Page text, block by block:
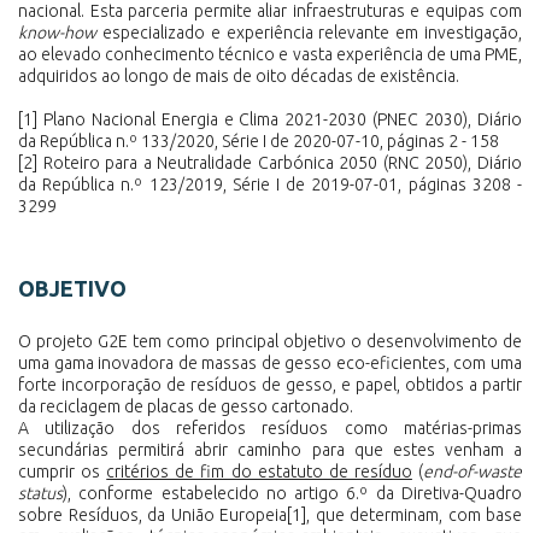
nacional. Esta parceria permite aliar infraestruturas e equipas com
know-howespecializado e experiência relevante em investigação,
ao elevado conhecimento técnico e vasta experiência de uma PME,
adquiridos ao longo de mais de oito décadas de existência.
[1] Plano Nacional Energia e Clima 2021-2030 (PNEC 2030), Diário
da República n.º 133/2020, Série I de 2020-07-10 , páginas 2 - 158
[2]
Roteiro para a Neutralidade Carbónica 2050 (RNC 2050), Diário
da República n.º 123/2019, Série I de 2019-07-01
, páginas 3208 -
3299
OBJETIVO
O projeto G2E tem como principal objetivo o desenvolvimento de
uma gama inovadora de massas de gesso eco-eficientes, com uma
forte incorporação de resíduos de gesso, e papel, obtidos a partir
da reciclagem de placas de gesso cartonado.
A utilização dos referidos resíduos como matérias-primas
secundárias permitirá abrir caminho para que estes venham a
cumprir os critérios de fim do estatuto de resíduo (end-of-waste
status), conforme estabelecido no artigo 6.º da Diretiva-Quadro
sobre Resíduos, da União Europeia [1]
, que determinam, com base